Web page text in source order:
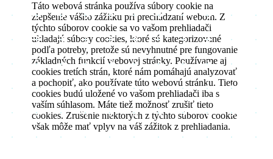
Táto webová stránka používa súbory cookie na
zlepšenie vášho zážitku pri prechádzaní webom. Z
týchto súborov cookie sa vo vašom prehliadači
ukladajú súbory cookies, ktoré sú kategorizované
podľa potreby, pretože sú nevyhnutné pre fungovanie
základných funkcií webovej stránky. Používame aj
cookies tretích strán, ktoré nám pomáhajú analyzovať
a pochopiť, ako používate túto webovú stránku. Tieto
cookies budú uložené vo vašom prehliadači iba s
vaším súhlasom. Máte tiež možnosť zrušiť tieto
cookies. Zrušenie niektorých z týchto súborov cookie
však môže mať vplyv na váš zážitok z prehliadania.